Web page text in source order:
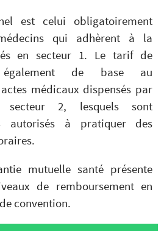
est celui obligatoirement
qui adhèrent à la
en secteur 1. Le tarif de
également de base au
médicaux dispensés par
2, lesquels sont
autorisés à pratiquer des
mutuelle santé présente
de remboursement en
convention.